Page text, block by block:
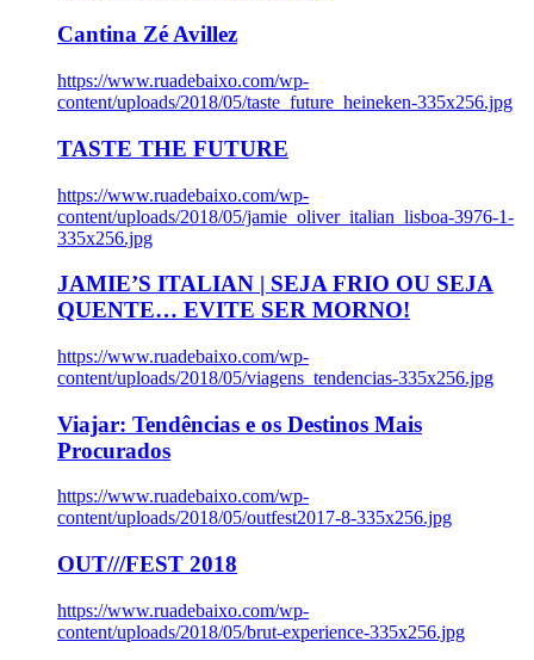
Cantina Zé Avillez
https://www.ruadebaixo.com/wp-
content/uploads/2018/05/taste_future_heineken-335x256.jpg
TASTE THE FUTURE
https://www.ruadebaixo.com/wp-
content/uploads/2018/05/jamie_oliver_italian_lisboa-3976-1-
335x256.jpg
JAMIE’S ITALIAN | SEJA FRIO OU SEJA
QUENTE… EVITE SER MORNO!
https://www.ruadebaixo.com/wp-
content/uploads/2018/05/viagens_tendencias-335x256.jpg
Viajar: Tendências e os Destinos Mais
Procurados
https://www.ruadebaixo.com/wp-
content/uploads/2018/05/outfest2017-8-335x256.jpg
OUT///FEST 2018
https://www.ruadebaixo.com/wp-
content/uploads/2018/05/brut-experience-335x256.jpg